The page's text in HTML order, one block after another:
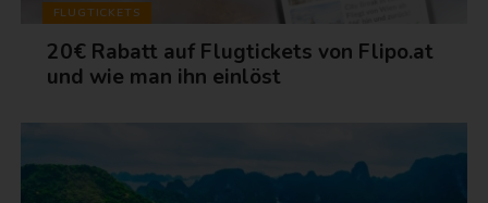
FLUGTICKETS
20€ Rabatt auf Flugtickets von Flipo.at
und wie man ihn einlöst